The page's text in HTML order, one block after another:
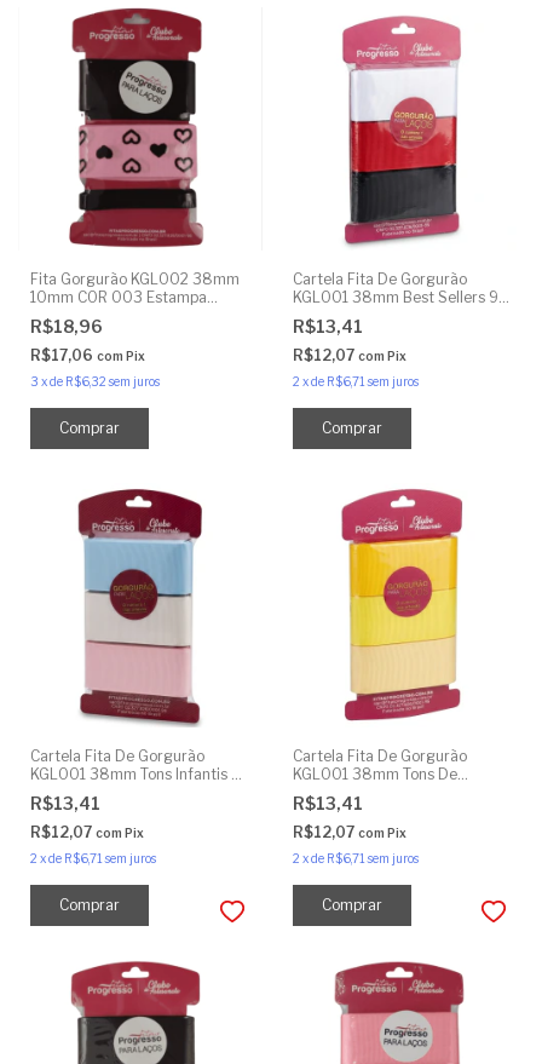
Fita Gorgurão KGL002 38mm
10mm COR 003 Estampa
Veludo Coração Poá 9 Metros
R$18,96
R$17,06 com Pix
3 xde R$6,32 sem juros
Cartela Fita De Gorgurão
KGL001 38mm Best Sellers 9
Metros
R$13,41
R$12,07 com Pix
2 xde R$6,71sem juros
Cartela Fita De Gorgurão
KGL001 38mm Tons Infantis 9
Metros
R$13,41
R$12,07 com Pix
2 xde R$6,71 sem juros
Cartela Fita De Gorgurão
KGL001 38mm Tons De
Amarelo 9 Metros
R$13,41
R$12,07 com Pix
2 xde R$6,71 sem juros